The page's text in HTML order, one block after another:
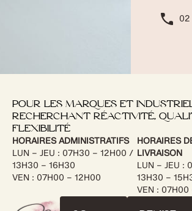
POUR LES MARQUES ET
RECHERCHANT RÉACTIVITÉ,
FLEXIBILITÉ
HORAIRES ADMINISTRATIFS
LUN – JEU : 07H30 – 12H00 /
13H30 – 16H30
VEN : 07H00 – 12H00
HORAIRES
LIVRAISON
LUN – JEU :
13H30 –
VEN : 07H00